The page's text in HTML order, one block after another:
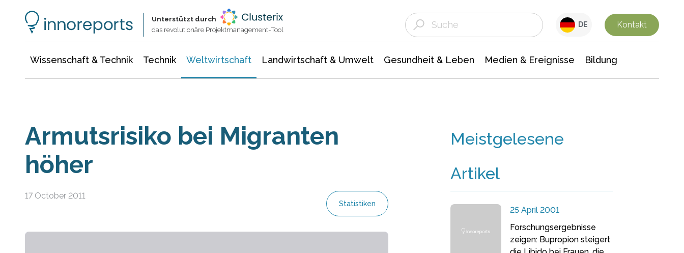
Unterstützt durch
das revolutionäre Projektmanagement-Tool
DE Kontakt
Wissenschaft & Technik Technik Weltwirtschaft Landwirtschaft & Umwelt Gesundheit & Leben Medien & Ereignisse Bildung
Armutsrisiko bei Migranten
höher
17 October 2011
Statistiken
Meistgelesene
Artikel
25 April 2001
Forschungsergebnisse
zeigen: Bupropion steigert